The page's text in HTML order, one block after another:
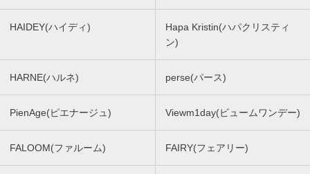
HAIDEY(ハイディ)
Hapa Kristin(ハパクリスティ
ン)
HARNE(ハルネ) perse(パース)
PienAge(ピエナージュ) Viewm1day(ビュームワンデー)
FALOOM(ファルーム) FAIRY(フェアリー)